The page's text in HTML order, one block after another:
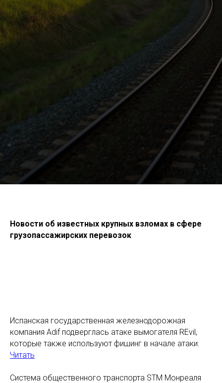
Новости об известных крупных взломах в сфере
грузопассажирских перевозок
Испанская государственная железнодорожная
компания Adif подверглась атаке вымогателя REvil,
которые также используют фишинг в начале атаки.
Читать
Система общественного транспорта STM Монреаля